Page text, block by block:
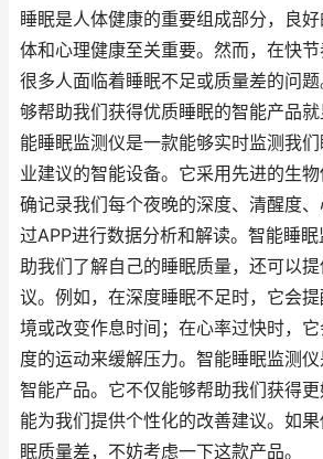
睡眠是人体健康的重要组成部分，良
体和心理健康至关重要。然而，在快节
很多人面临着睡眠不足或质量差的问
够帮助我们获得优质睡眠的智能产品
能睡眠监测仪是一款能够实时监测我
业建议的智能设备。它采用先进的生
确记录我们每个夜晚的深度、清醒度
过APP进行数据分析和解读。智能睡
助我们了解自己的睡眠质量，还可以
议。例如，在深度睡眠不足时，它会
境或改变作息时间；在心率过快时，
度的运动来缓解压力。智能睡眠监测
智能产品。它不仅能够帮助我们获得
能为我们提供个性化的改善建议。如
眠质量差，不妨考虑一下这款产品。